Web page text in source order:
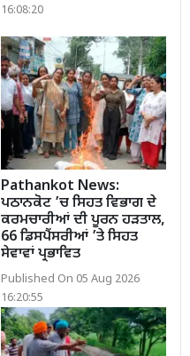
16:08:20
Pathankot News:
ਪਠਾਨਕੋਟ ’ਚ ਸਿਹਤ ਵਿਭਾਗ ਦੇ
ਕਰਮਚਾਰੀਆਂ ਦੀ ਪੂਰਨ ਹੜਤਾਲ,
66 ਡਿਸਪੈਂਸਰੀਆਂ ’ਤੇ ਸਿਹਤ
ਸੇਵਾਵਾਂ ਪ੍ਰਭਾਵਿਤ
Published On 05 Aug 2026
16:20:55